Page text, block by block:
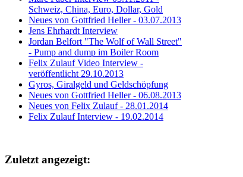
Schweiz, China, Euro, Dollar, Gold
Neues von Gottfried Heller - 03.07.2013
Jens Ehrhardt Interview
Jordan Belfort "The Wolf of Wall Street"
- Pump and dump im Boiler Room
Felix Zulauf Video Interview -
veröffentlicht 29.10.2013
Gyros, Giralgeld und Geldschöpfung
Neues von Gottfried Heller - 06.08.2013
Neues von Felix Zulauf - 28.01.2014
Felix Zulauf Interview - 19.02.2014
Zuletzt angezeigt: